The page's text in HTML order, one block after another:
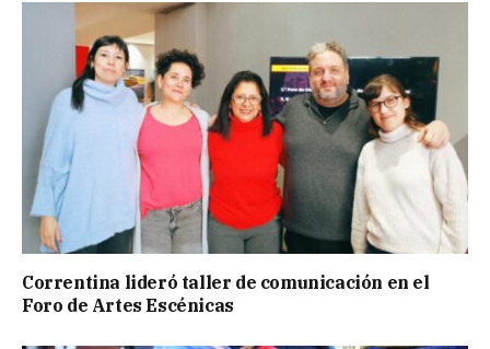
Correntina lideró taller de comunicación en el
Foro de Artes Escénicas